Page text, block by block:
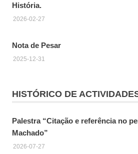
História.
2026-02-27
Nota de Pesar
2025-12-31
HISTÓRICO DE
Palestra “Citação e referência no
Machado”
2026-07-27